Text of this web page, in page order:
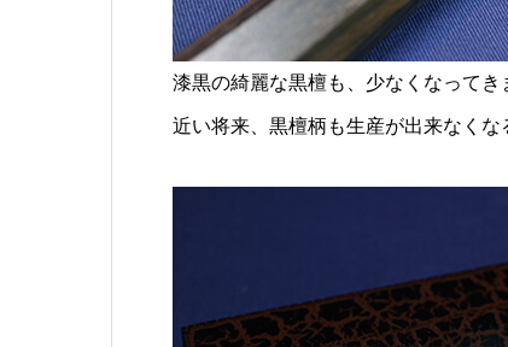
漆黒の綺麗な黒檀も、少なくなってき
近い将来、黒檀柄も生産が出来なくな